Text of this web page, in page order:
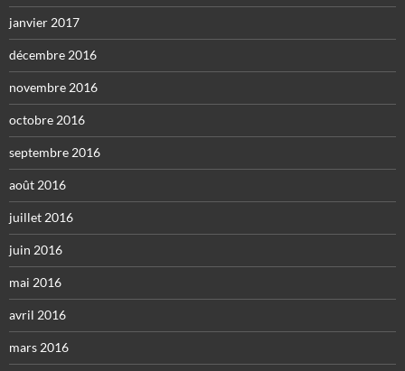
janvier 2017
décembre 2016
novembre 2016
octobre 2016
septembre 2016
août 2016
juillet 2016
juin 2016
mai 2016
avril 2016
mars 2016